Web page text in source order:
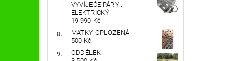
VYVÍJEČE PÁRY ,
ELEKTRICKÝ
19 990 Kč
MATKY OPLOZENÁ
500 Kč
ODDĚLEK